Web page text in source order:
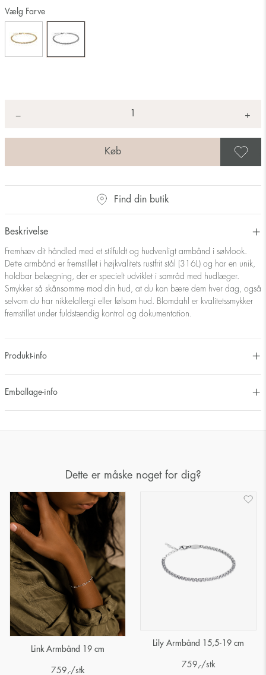
Vælg Farve
− +
Find din butik
Beskrivelse
Fremhæv dit håndled med et stilfuldt og hudvenligt armbånd i sølvlook.
Dette armbånd er fremstillet i højkvalitets rustfrit stål (316L) og har en unik,
holdbar belægning, der er specielt udviklet i samråd med hudlæger.
Smykker så skånsomme mod din hud, at du kan bære dem hver dag, også
selvom du har nikkelallergi eller følsom hud. Blomdahl er kvalitetssmykker
fremstillet under fuldstændig kontrol og dokumentation.
Produkt-info
Emballage-info
Dette er måske noget for dig?
Link Armbånd 19 cm
759 ,-/stk
Lily Armbånd 15,5-19 cm
759 ,-/stk